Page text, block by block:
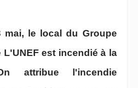
mai, le local du Groupe
L'UNEF est incendié à la
attribue l'incendie